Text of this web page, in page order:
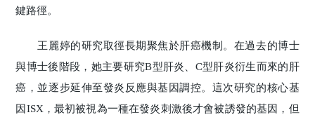
鍵路徑。
王麗婷的研究取徑長期聚焦於肝癌機制。在過去的博士
與博士後階段，她主要研究B型肝炎、C型肝炎衍生而來的肝
癌，並逐步延伸至發炎反應與基因調控。這次研究的核心基
因ISX，最初被視為一種在發炎刺激後才會被誘發的基因，但